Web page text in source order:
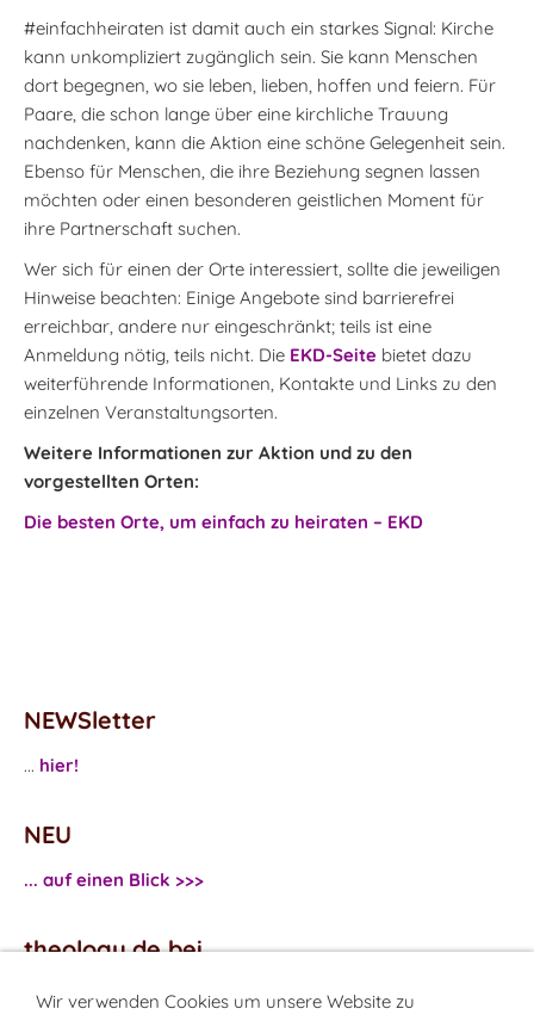
#einfachheiraten ist damit auch ein starkes Signal: Kirche
kann unkompliziert zugänglich sein. Sie kann Menschen
dort begegnen, wo sie leben, lieben, hoffen und feiern. Für
Paare, die schon lange über eine kirchliche Trauung
nachdenken, kann die Aktion eine schöne Gelegenheit sein.
Ebenso für Menschen, die ihre Beziehung segnen lassen
möchten oder einen besonderen geistlichen Moment für
ihre Partnerschaft suchen.
Wer sich für einen der Orte interessiert, sollte die jeweiligen
Hinweise beachten: Einige Angebote sind barrierefrei
erreichbar, andere nur eingeschränkt; teils ist eine
Anmeldung nötig, teils nicht. Die EKD-Seite bietet dazu
weiterführende Informationen, Kontakte und Links zu den
einzelnen Veranstaltungsorten.
Weitere Informationen zur Aktion und zu den
vorgestellten Orten:
Die besten Orte, um einfach zu heiraten – EKD
NEWSletter
... hier!
NEU
... auf einen Blick >>>
theology.de bei
...Facebook
Wir verwenden Cookies um unsere Website zu